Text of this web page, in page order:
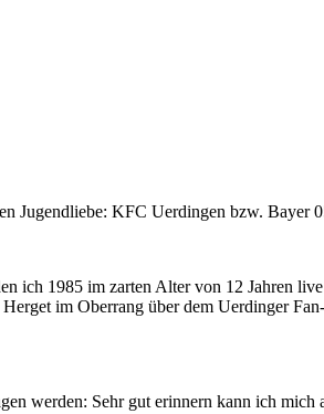
Jugendliebe: KFC Uerdingen bzw. Bayer
ich 1985 im zarten Alter von 12 Jahren
im Oberrang über dem Uerdinger
werden: Sehr gut erinnern kann ich